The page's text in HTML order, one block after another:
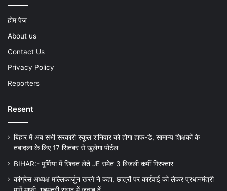
होम पेज
About us
Contact Us
Privacy Policy
Reporters
Resent
बिहार में अब सभी सरकारी स्कूल शनिवार को होगा हाफ-डे, सामान्य शिक्षकों के
तबादला के लिए 17 सितंबर से खुलेगा पोर्टल
BIHAR:- पूर्णिया में रिश्वत लेते JE समेत 3 बिजली कर्मी गिरफ्तार
कांग्रेस अध्यक्ष मल्लिकार्जुन खरगे ने कहा, छात्रों पर कार्रवाई को लेकर प्रधानमंत्री